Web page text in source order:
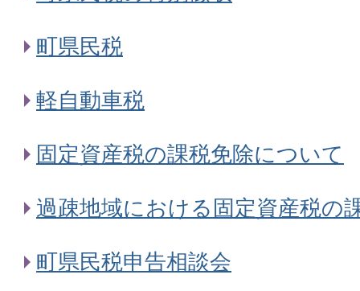
町県民税
軽自動車税
固定資産税の課税免除について
過疎地域における固定資産税の
町県民税申告相談会